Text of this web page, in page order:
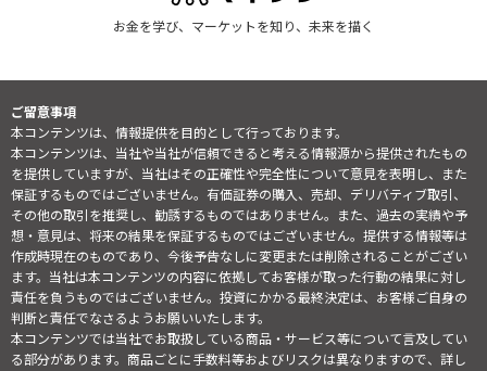
お金を学び、マーケットを知り、未来を描く
ご留意事項
本コンテンツは、情報提供を目的として行っております。
本コンテンツは、当社や当社が信頼できると考える情報源から提供されたもの
を提供していますが、当社はその正確性や完全性について意見を表明し、また
保証するものではございません。有価証券の購入、売却、デリバティブ取引、
その他の取引を推奨し、勧誘するものではありません。また、過去の実績や予
想・意見は、将来の結果を保証するものではございません。提供する情報等は
作成時現在のものであり、今後予告なしに変更または削除されることがござい
ます。当社は本コンテンツの内容に依拠してお客様が取った行動の結果に対し
責任を負うものではございません。投資にかかる最終決定は、お客様ご自身の
判断と責任でなさるようお願いいたします。
本コンテンツでは当社でお取扱している商品・サービス等について言及してい
る部分があります。商品ごとに手数料等およびリスクは異なりますので、詳し